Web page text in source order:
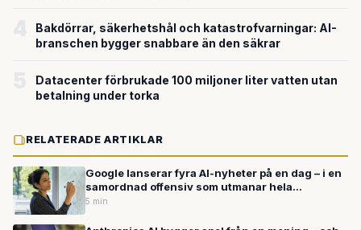
Bakdörrar, säkerhetshål och katastrofvarningar: AI-
branschen bygger snabbare än den säkrar
Datacenter förbrukade 100 miljoner liter vatten utan
betalning under torka
RELATERADE ARTIKLAR
Google lanserar fyra AI-nyheter på en dag – i en
samordnad offensiv som utmanar hela
branschen
5 min